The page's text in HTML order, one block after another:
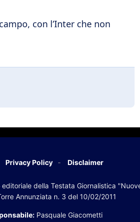
con l’Inter che non
Privacy Policy Disclaimer
della Testata Giornalistica
Annunziata n. 3 del 10/02/2011
Pasquale Giacometti